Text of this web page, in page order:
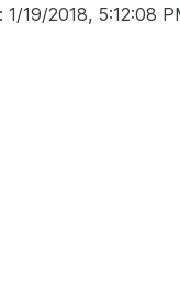
1/19/2018, 5:12:08